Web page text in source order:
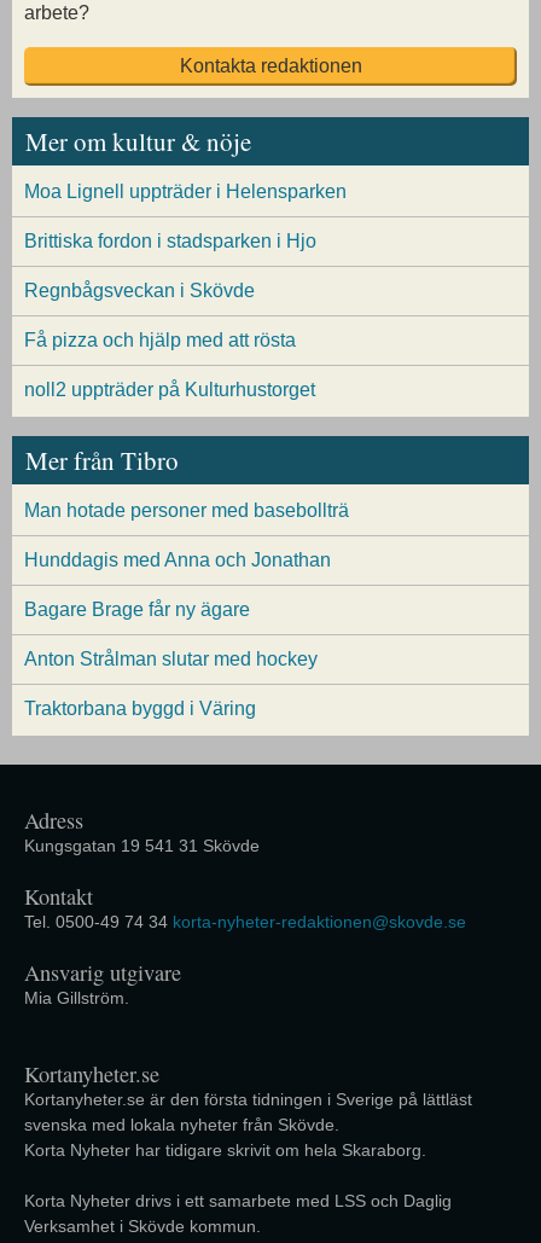
arbete?
Kontakta redaktionen
Mer om kultur & nöje
Moa Lignell uppträder i Helensparken
Brittiska fordon i stadsparken i Hjo
Regnbågsveckan i Skövde
Få pizza och hjälp med att rösta
noll2 uppträder på Kulturhustorget
Mer från Tibro
Man hotade personer med basebollträ
Hunddagis med Anna och Jonathan
Bagare Brage får ny ägare
Anton Strålman slutar med hockey
Traktorbana byggd i Väring
Adress
Kungsgatan 19 541 31 Skövde
Kontakt
Tel. 0500-49 74 34 korta-nyheter-redaktionen@skovde.se
Ansvarig utgivare
Mia Gillström.
Kortanyheter.se
Kortanyheter.se är den första tidningen i Sverige på lättläst
svenska med lokala nyheter från Skövde.
Korta Nyheter har tidigare skrivit om hela Skaraborg.
Korta Nyheter drivs i ett samarbete med LSS och Daglig
Verksamhet i Skövde kommun.